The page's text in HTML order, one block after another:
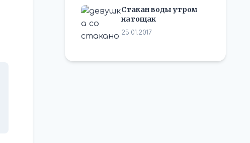
Стакан воды утром
натощак
25.01.2017